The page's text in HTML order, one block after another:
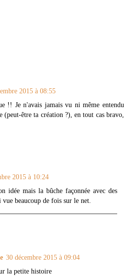
2015 à 08:55
!! Je n'avais jamais vu ni même entendu
(peut-être ta création ?), en tout cas bravo,
2015 à 10:24
idée mais la bûche façonnée avec des
beaucoup de fois sur le net.
30 décembre 2015 à 09:04
la petite histoire